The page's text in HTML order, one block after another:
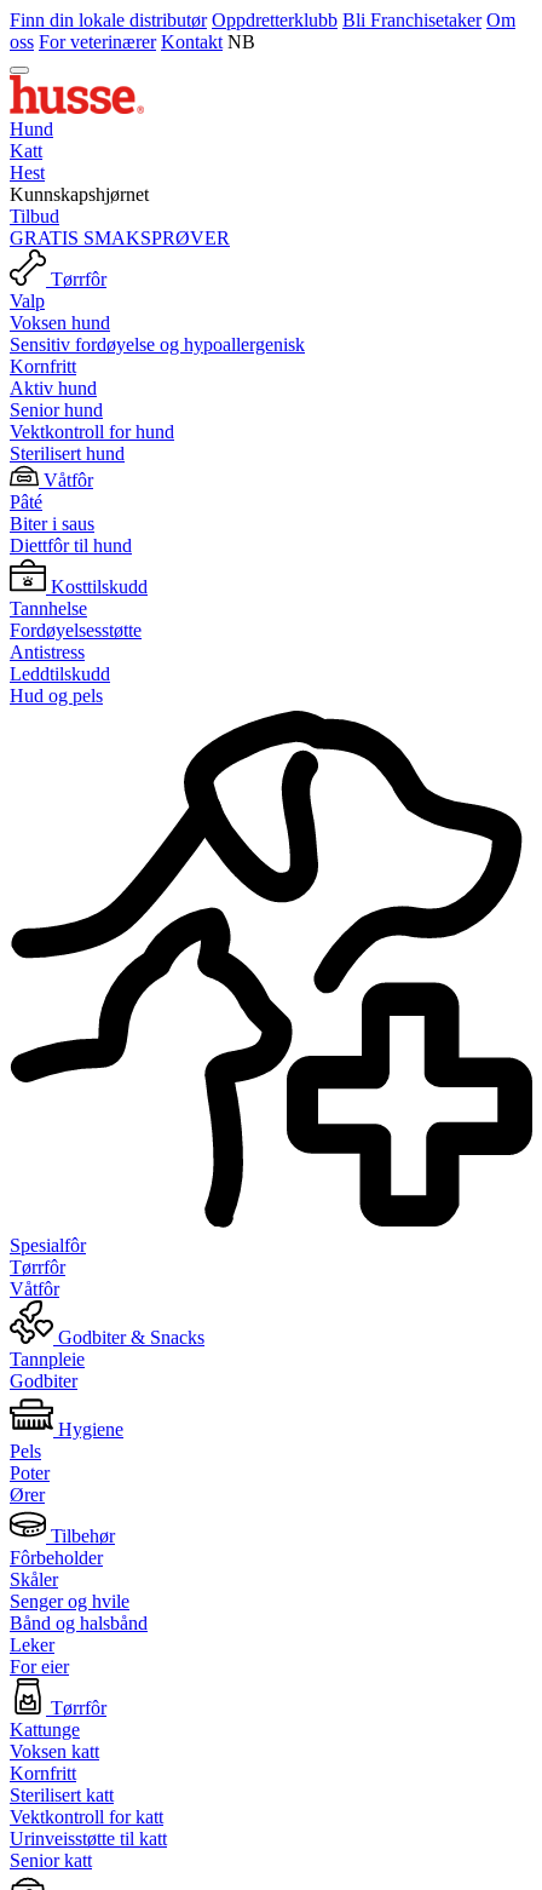
Finn din lokale distributør Oppdretterklubb Bli Franchisetaker Om
oss For veterinærer Kontakt NB
Hund
Katt
Hest
Kunnskapshjørnet
Tilbud
GRATIS SMAKSPRØVER
Tørrfôr
Valp
Voksen hund
Sensitiv fordøyelse og hypoallergenisk
Kornfritt
Aktiv hund
Senior hund
Vektkontroll for hund
Sterilisert hund
Våtfôr
Pâté
Biter i saus
Diettfôr til hund
Kosttilskudd
Tannhelse
Fordøyelsesstøtte
Antistress
Leddtilskudd
Hud og pels
Spesialfôr
Tørrfôr
Våtfôr
Godbiter & Snacks
Tannpleie
Godbiter
Hygiene
Pels
Poter
Ører
Tilbehør
Fôrbeholder
Skåler
Senger og hvile
Bånd og halsbånd
Leker
For eier
Tørrfôr
Kattunge
Voksen katt
Kornfritt
Sterilisert katt
Vektkontroll for katt
Urinveisstøtte til katt
Senior katt